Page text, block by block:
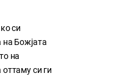
си
на Божјата
на
си ги